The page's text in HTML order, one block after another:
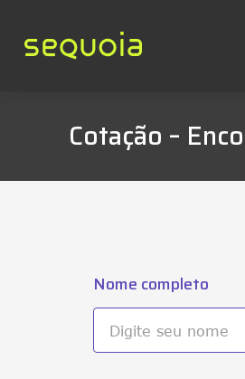
Cotação –
Nome completo